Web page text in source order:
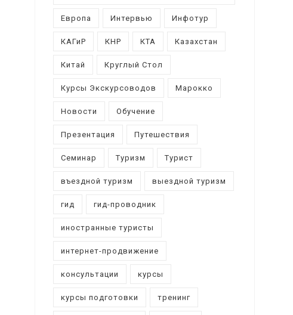
Европа Интервью Инфотур
КАГиР КНР КТА Казахстан
Китай Круглый Стол
Курсы Экскурсоводов Марокко
Новости Обучение
Презентация Путешествия
Семинар Туризм Турист
въездной туризм выездной туризм
гид гид-проводник
иностранные туристы
интернет-продвижение
консультации курсы
курсы подготовки тренинг